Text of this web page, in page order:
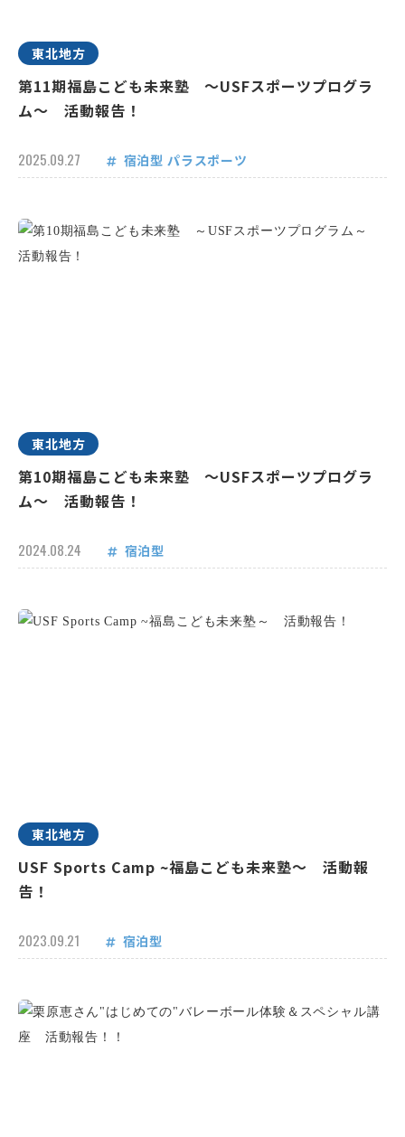
東北地方
第11期福島こども未来塾 ～USFスポーツプログラ
ム～ 活動報告！
2025.09.27 宿泊型 パラスポーツ
東北地方
第10期福島こども未来塾 ～USFスポーツプログラ
ム～ 活動報告！
2024.08.24 宿泊型
東北地方
USF Sports Camp ~福島こども未来塾～ 活動報
告！
2023.09.21 宿泊型